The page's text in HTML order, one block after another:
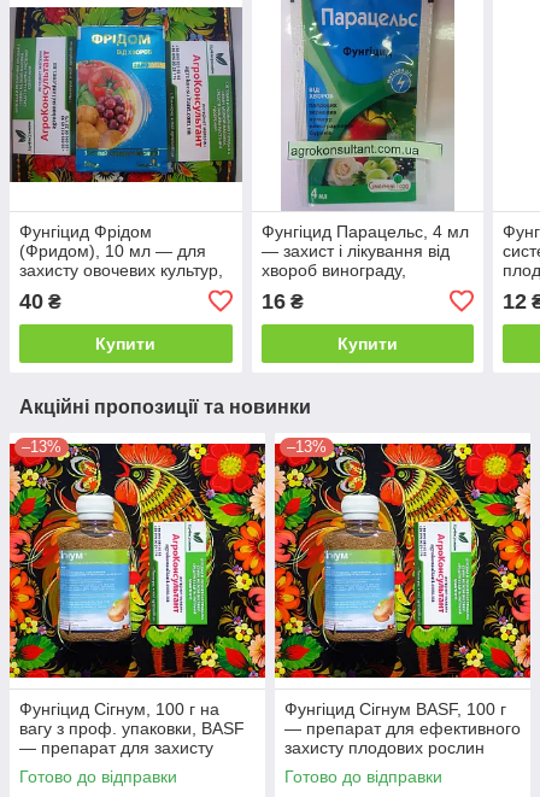
Фунгіцид Фрідом
(Фридом), 10 мл — для
захисту овочевих культур,
культур від захворювань
40 ₴
Купити
Фунгіцид Парацельс, 4 мл
— захист і лікування від
хвороб винограду,
цукрового буряка
16₴
Купити
12
Акційні пропозиції та новинки
–13%
Фунгіцид Сігнум, 100 г на
вагу з проф. упаковки, BASF
— препарат для захисту
плодових рослин, полуниці
basf сигнум
Готово до відправки
–13%
Фунгіцид Сігнум BASF, 100 г
— препарат для ефективного
захисту плодових рослин
(Сигнум) Н
Готово до відправки